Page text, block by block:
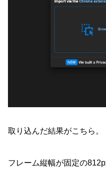
取り込んだ結果がこちら。
フレーム縦幅が固定の